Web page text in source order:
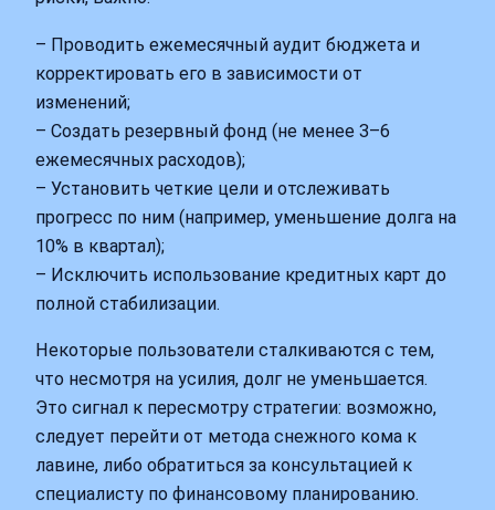
– Проводить ежемесячный аудит бюджета и
корректировать его в зависимости от
изменений;
– Создать резервный фонд (не менее 3–6
ежемесячных расходов);
– Установить четкие цели и отслеживать
прогресс по ним (например, уменьшение долга на
10% в квартал);
– Исключить использование кредитных карт до
полной стабилизации.
Некоторые пользователи сталкиваются с тем,
что несмотря на усилия, долг не уменьшается.
Это сигнал к пересмотру стратегии: возможно,
следует перейти от метода снежного кома к
лавине, либо обратиться за консультацией к
специалисту по финансовому планированию.